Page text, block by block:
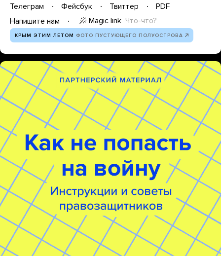
Телеграм Фейсбук Твиттер
PDF
Напишите нам
Magic link Что-что?
КРЫМ ЭТИМ ЛЕТОМ ФОТО ПУСТУЮЩЕГО ПОЛУОСТРОВА